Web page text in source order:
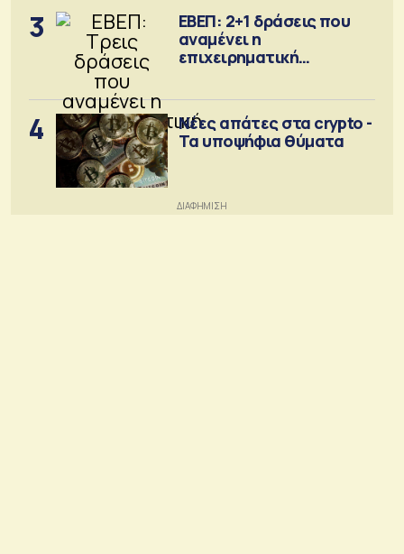
3
ΕΒΕΠ: 2+1 δράσεις που
αναμένει η
επιχειρηματική
4
Νέες απάτες στα crypto -
Τα υποψήφια θύματα